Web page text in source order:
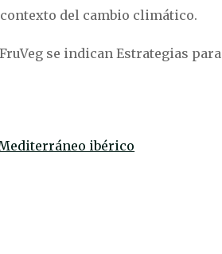
del cambio climático.
se indican Estrategias para
ibérico